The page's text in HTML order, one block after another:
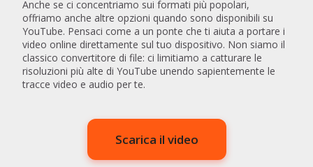
Anche se ci concentriamo sui formati più popolari,
offriamo anche altre opzioni quando sono disponibili su
YouTube. Pensaci come a un ponte che ti aiuta a portare i
video online direttamente sul tuo dispositivo. Non siamo il
classico convertitore di file: ci limitiamo a catturare le
risoluzioni più alte di YouTube unendo sapientemente le
tracce video e audio per te.
Scarica il video